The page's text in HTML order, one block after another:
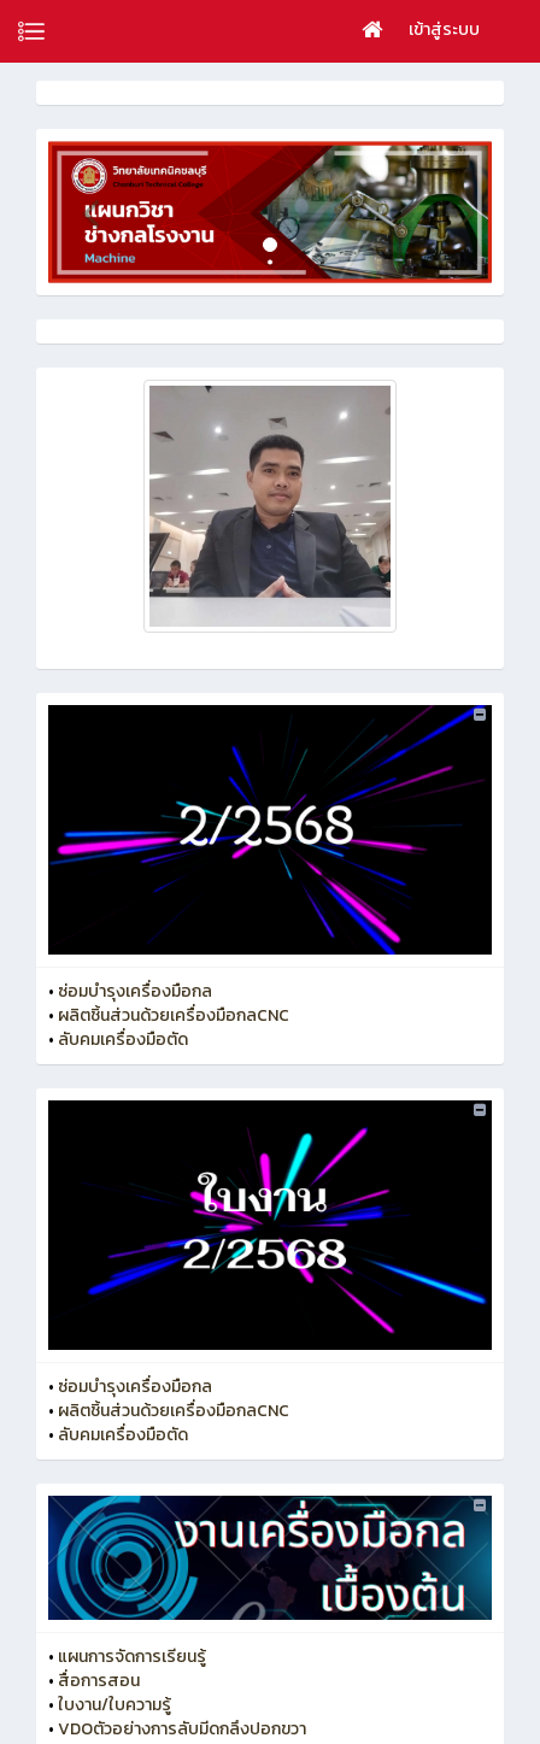
เข้าสู่ระบบ
• ซ่อมบำรุงเครื่องมือกล
• ผลิตชิ้นส่วนด้วยเครื่องมือกลCNC
• ลับคมเครื่องมือตัด
• ซ่อมบำรุงเครื่องมือกล
• ผลิตชิ้นส่วนด้วยเครื่องมือกลCNC
• ลับคมเครื่องมือตัด
• แผนการจัดการเรียนรู้
• สื่อการสอน
•ใบงาน/ใบความรู้
•VDOตัวอย่างการลับมีดกลึงปอกขวา